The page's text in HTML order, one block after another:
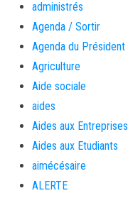
administrés
Agenda / Sortir
Agenda du Président
Agriculture
Aide sociale
aides
Aides aux Entreprises
Aides aux Etudiants
aimécésaire
ALERTE